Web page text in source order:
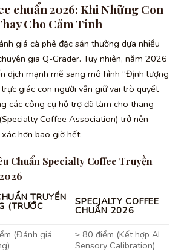
chuẩn 2026: Khi Những Con
Cho Cảm Tính
giá cà phê đặc sản thường dựa nhiều
gia Q-Grader. Tuy nhiên, năm 2026
dịch mạnh mẽ sang mô hình “Định lượng
giác con người vẫn giữ vai trò quyết
các công cụ hỗ trợ đã làm cho thang
Coffee Association) trở nên
hơn bao giờ hết.
Chuẩn Specialty Coffee Truyền
TRUYỀN
(TRƯỚC SPECIALTY COFFEE
CHUẨN 2026
(Đánh giá
≥ 80 điểm (Kết hợp AI
Sensory Calibration)